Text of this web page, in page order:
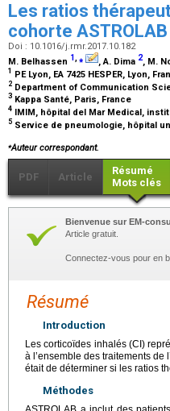
Les ratios
cohorte ASTROLAB
Doi : 10.1016/j.rmr.2017.10.182
M. Belhassen 1,⁎ , A. Dima 2, M.
1 PE Lyon, EA 7425 HESPER, Lyon,
2 Department of Communication
3 Kappa Santé, Paris, France
4 IMIM, hôpital del Mar Medical,
5 Service de pneumologie, hôpital
⁎Auteur correspondant.
PDF Article
Résumé
Mots clés
Bienvenue sur EM-
Article gratuit.
Connectez-vous pour en
Résumé
Introduction
Les corticoïdes inhalés (CI)
à l’ensemble des traitements de
était de déterminer si les ratios
Méthodes